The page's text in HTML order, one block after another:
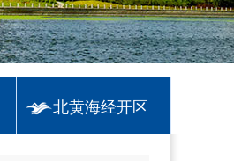
北黄海经开区